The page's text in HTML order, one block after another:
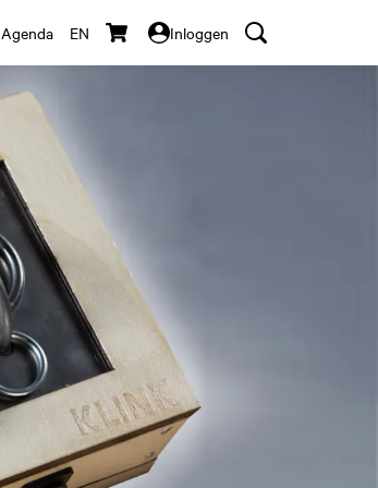
Agenda EN Inloggen